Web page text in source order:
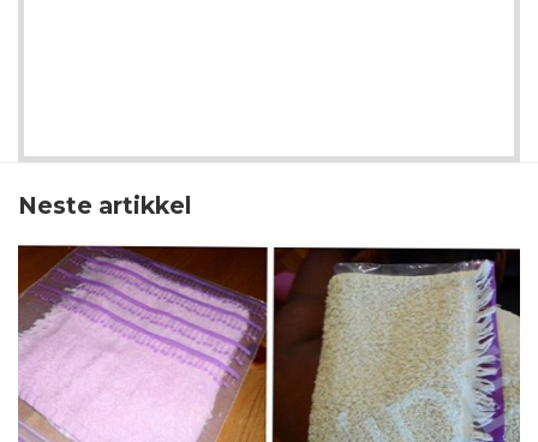
Neste artikkel